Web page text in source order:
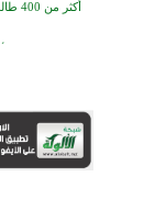
أكثر من 400 طالب يشاركون في مسابقة المعلومات الإسلامية بأستراليا
افتتاح
أكبر مشروع إسلامي